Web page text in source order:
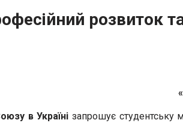
розвиток
в Україні запрошує студентську